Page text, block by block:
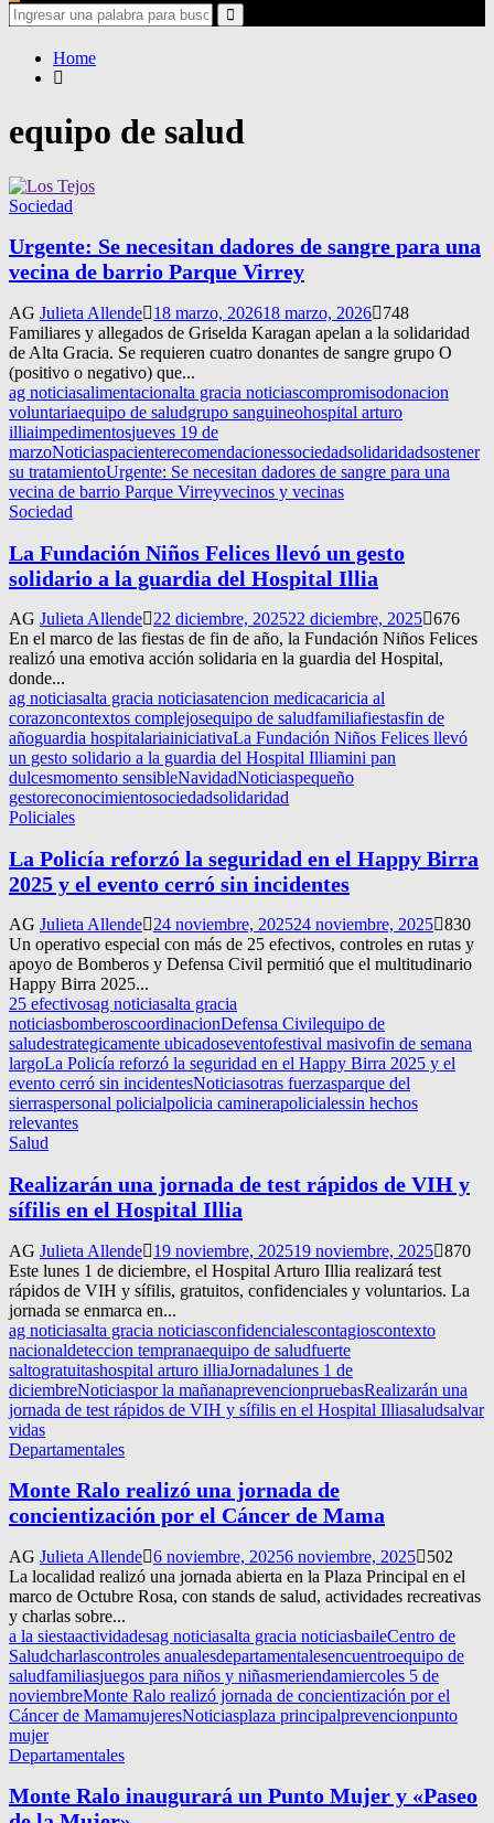
Search
for:
Search
Home
equipo de salud
Sociedad
Urgente: Se necesitan dadores de sangre para una
vecina de barrio Parque Virrey
AG Julieta Allende 18 marzo, 202618 marzo, 2026
748
Familiares y allegados de Griselda Karagan apelan a la solidaridad
de Alta Gracia. Se requieren cuatro donantes de sangre grupo O
(positivo o negativo) que...
ag noticiasalimentacionalta gracia noticiascompromisodonacion
voluntariaequipo de saludgrupo sanguineohospital arturo
illiaimpedimentosjueves 19 de
marzoNoticiaspacienterecomendacionessociedadsolidaridadsostener
su tratamientoUrgente: Se necesitan dadores de sangre para una
vecina de barrio Parque Virreyvecinos y vecinas
Sociedad
La Fundación Niños Felices llevó un gesto
solidario a la guardia del Hospital Illia
AG Julieta Allende 22 diciembre, 202522 diciembre, 2025 676
En el marco de las fiestas de fin de año, la Fundación Niños Felices
realizó una emotiva acción solidaria en la guardia del Hospital,
donde...
ag noticiasalta gracia noticiasatencion medicacaricia al
corazoncontextos complejosequipo de saludfamiliafiestasfin de
añoguardia hospitalariainiciativaLa Fundación Niños Felices llevó
un gesto solidario a la guardia del Hospital Illiamini pan
dulcesmomento sensibleNavidadNoticiaspequeño
gestoreconocimientosociedadsolidaridad
Policiales
La Policía reforzó la seguridad en el Happy Birra
2025 y el evento cerró sin incidentes
AG Julieta Allende 24 noviembre, 202524 noviembre, 2025 830
Un operativo especial con más de 25 efectivos, controles en rutas y
apoyo de Bomberos y Defensa Civil permitió que el multitudinario
Happy Birra 2025...
25 efectivosag noticiasalta gracia
noticiasbomberoscoordinacionDefensa Civilequipo de
saludestrategicamente ubicadoseventofestival masivofin de semana
largoLa Policía reforzó la seguridad en el Happy Birra 2025 y el
evento cerró sin incidentesNoticiasotras fuerzasparque del
sierraspersonal policialpolicia caminerapolicialessin hechos
relevantes
Salud
Realizarán una jornada de test rápidos de VIH y
sífilis en el Hospital Illia
AG Julieta Allende 19 noviembre, 202519 noviembre, 2025 870
Este lunes 1 de diciembre, el Hospital Arturo Illia realizará test
rápidos de VIH y sífilis, gratuitos, confidenciales y voluntarios. La
jornada se enmarca en...
ag noticiasalta gracia noticiasconfidencialescontagioscontexto
nacionaldeteccion tempranaequipo de saludfuerte
saltogratuitashospital arturo illiaJornadalunes 1 de
diciembreNoticiaspor la mañanaprevencionpruebasRealizarán una
jornada de test rápidos de VIH y sífilis en el Hospital Illiasaludsalvar
vidas
Departamentales
Monte Ralo realizó una jornada de
concientización por el Cáncer de Mama
AG Julieta Allende 6 noviembre, 20256 noviembre, 2025
502
La localidad realizó una jornada abierta en la Plaza Principal en el
marco de Octubre Rosa, con stands de salud, actividades recreativas
y charlas sobre...
a la siestaactividadesag noticiasalta gracia noticiasbaileCentro de
Saludcharlascontroles anualesdepartamentalesencuentroequipo de
saludfamiliasjuegos para niños y niñasmeriendamiercoles 5 de
noviembreMonte Ralo realizó jornada de concientización por el
Cáncer de MamamujeresNoticiasplaza principalprevencionpunto
mujer
Departamentales
Monte Ralo inaugurará un Punto Mujer y «Paseo